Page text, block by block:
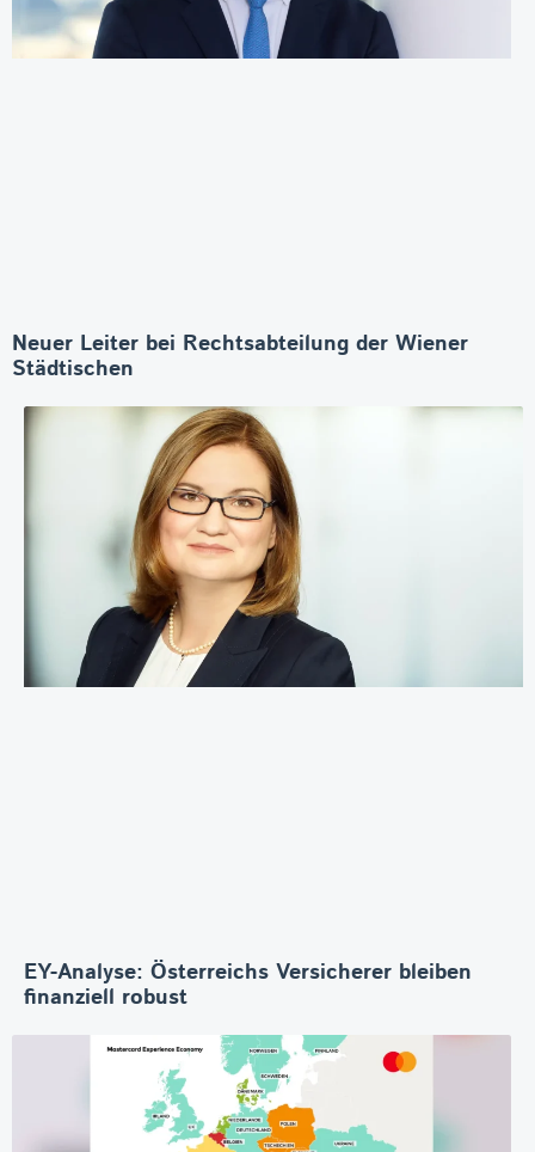
Neuer Leiter bei Rechtsabteilung der Wiener
Städtischen
EY-Analyse: Österreichs Versicherer bleiben
finanziell robust